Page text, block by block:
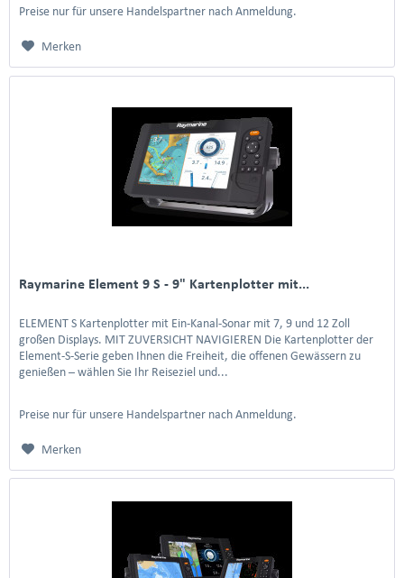
Preise nur für unsere Handelspartner nach Anmeldung.
Merken
Raymarine Element 9 S - 9" Kartenplotter mit...
ELEMENT S Kartenplotter mit Ein-Kanal-Sonar mit 7, 9 und 12 Zoll
großen Displays. MIT ZUVERSICHT NAVIGIEREN Die Kartenplotter der
Element-S-Serie geben Ihnen die Freiheit, die offenen Gewässern zu
genießen – wählen Sie Ihr Reiseziel und...
Preise nur für unsere Handelspartner nach Anmeldung.
Merken